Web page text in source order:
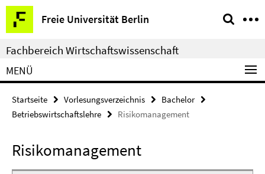
Springe
direkt
zu
Inhalt
Freie Universität Berlin
Service-
Navigation
Fachbereich Wirtschaftswissenschaft
MENÜ
Startseite Vorlesungsverzeichnis
Bachelor
Betriebswirtschaftslehre
Risikomanagement
Risikomanagement